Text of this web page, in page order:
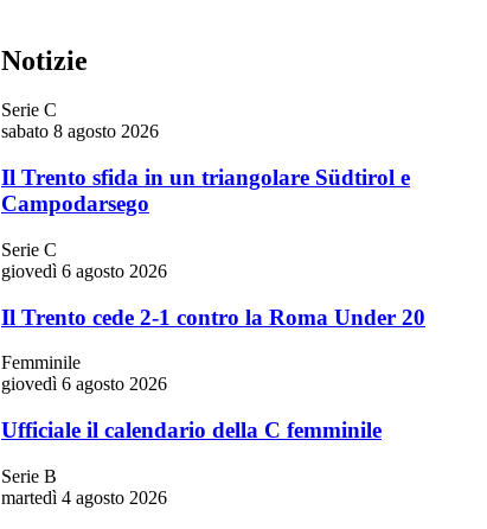
Notizie
Serie C
sabato 8 agosto 2026
Il Trento sfida in un triangolare Südtirol e
Campodarsego
Serie C
giovedì 6 agosto 2026
Il Trento cede 2-1 contro la Roma Under 20
Femminile
giovedì 6 agosto 2026
Ufficiale il calendario della C femminile
Serie B
martedì 4 agosto 2026